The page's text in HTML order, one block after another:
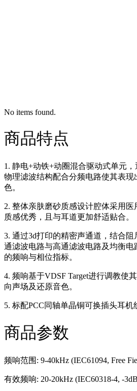
No items found.
商品特点
1. 静电+动铁+动圈混合驱动式单元
物理滤波结构配合分频电路使其表
色。
2. 整体亲肤磨砂质感设计腔体采用医
质感优秀，且与耳道更加舒适贴合。
3. 通过3d打印的精密声通道，结合
通滤波电路与高通滤波电路及均衡
的频响与相位指标。
4. 频响基于VDSF Target进行调教使
向声场及还原音色。
5. 标配PCC同轴单晶铜可换插头耳机
商品参数
频响范围: 9-40kHz (IEC61094, Free
有效频响: 20-20kHz (IEC60318-4, -